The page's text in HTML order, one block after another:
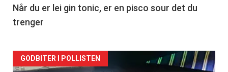
2
Når du er lei gin tonic, er en pisco sour det du
trenger
Forsiden
GODBITER I POLLISTEN